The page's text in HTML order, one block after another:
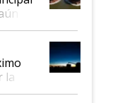
así
cada
la